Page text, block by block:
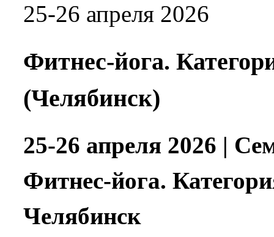
25-26 апреля 2026
Фитнес-йога.
(Челябинск)
25-26 апреля 2026 |
Фитнес-йога.
Челябинск